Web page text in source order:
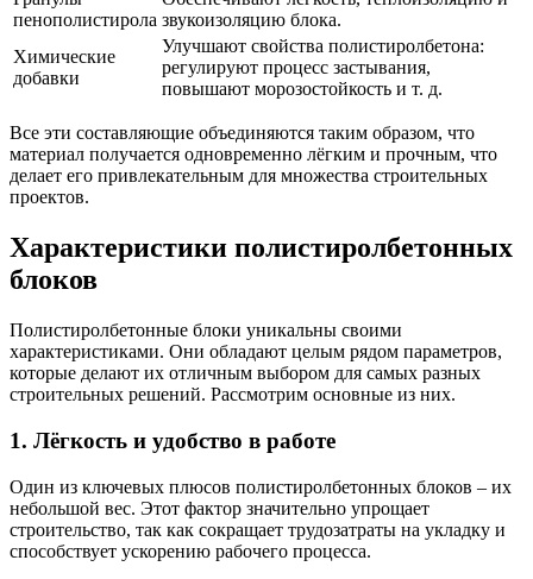
пенополистирола звукоизоляцию блока.
Химические
добавки
Улучшают свойства полистиролбетона:
регулируют процесс застывания,
повышают морозостойкость и т. д.
Все эти составляющие объединяются таким образом, что
материал получается одновременно лёгким и прочным, что
делает его привлекательным для множества строительных
проектов.
Характеристики полистиролбетонных
блоков
Полистиролбетонные блоки уникальны своими
характеристиками. Они обладают целым рядом параметров,
которые делают их отличным выбором для самых разных
строительных решений. Рассмотрим основные из них.
1. Лёгкость и удобство в работе
Один из ключевых плюсов полистиролбетонных блоков – их
небольшой вес. Этот фактор значительно упрощает
строительство, так как сокращает трудозатраты на укладку и
способствует ускорению рабочего процесса.